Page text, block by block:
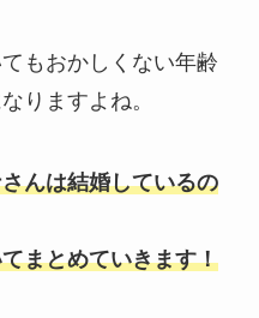
もおかしくない年齢
りますよね。
んは結婚しているの
まとめていきます！